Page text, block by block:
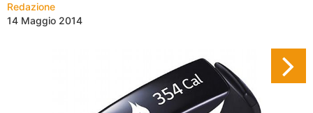
Redazione
14 Maggio 2014